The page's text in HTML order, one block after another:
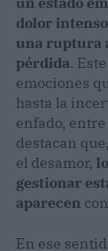
dolor
una ruptura
pérdida.
emociones
hasta la
enfado,
destacan
el desamor,
gestionar
aparecen
En ese